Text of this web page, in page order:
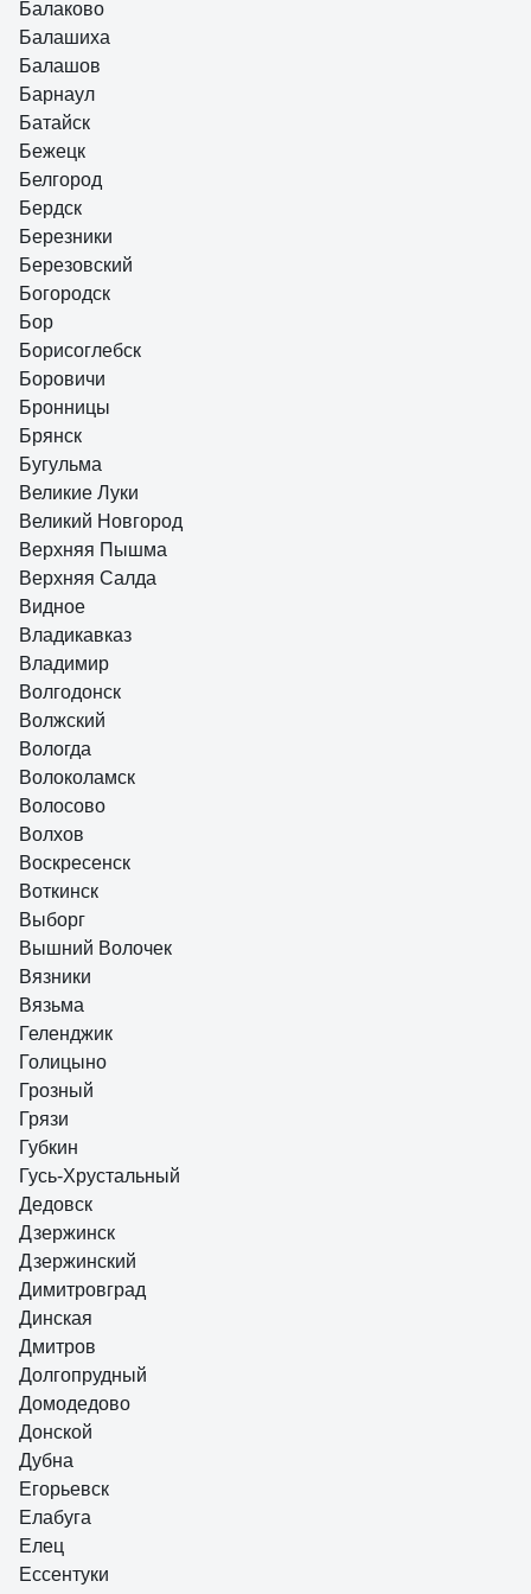
Балаково
Балашиха
Балашов
Барнаул
Батайск
Бежецк
Белгород
Бердск
Березники
Березовский
Богородск
Бор
Борисоглебск
Боровичи
Бронницы
Брянск
Бугульма
Великие Луки
Великий Новгород
Верхняя Пышма
Верхняя Салда
Видное
Владикавказ
Владимир
Волгодонск
Волжский
Вологда
Волоколамск
Волосово
Волхов
Воскресенск
Воткинск
Выборг
Вышний Волочек
Вязники
Вязьма
Геленджик
Голицыно
Грозный
Грязи
Губкин
Гусь-Хрустальный
Дедовск
Дзержинск
Дзержинский
Димитровград
Динская
Дмитров
Долгопрудный
Домодедово
Донской
Дубна
Егорьевск
Елабуга
Елец
Ессентуки